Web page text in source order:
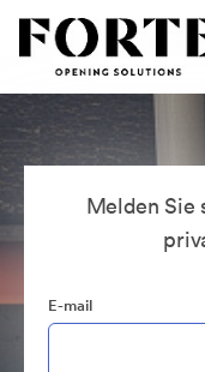
Melden Sie
E-mail